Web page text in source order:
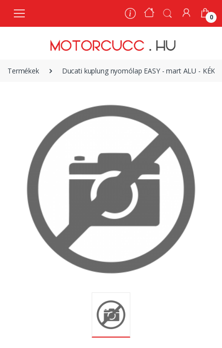
0
Termékek Ducati kuplung nyomólap EASY - mart ALU - KÉK
0